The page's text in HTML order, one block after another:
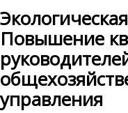
Повышение
управления